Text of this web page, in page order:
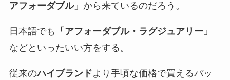
アフォーダブル」 から来ているのだろう。
日本語でも
「アフォーダブル・ラグジュアリー」
などといったいい方をする。
従来のハイブランドより手頃な価格で買えるバッ